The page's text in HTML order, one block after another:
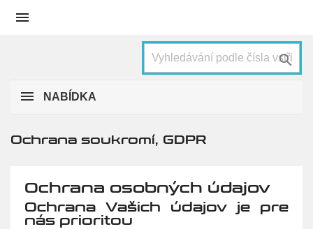


NABÍDKA
Ochrana soukromí, GDPR
Ochrana osobných údajov
Ochrana Vašich údajov je pre
nás prioritou